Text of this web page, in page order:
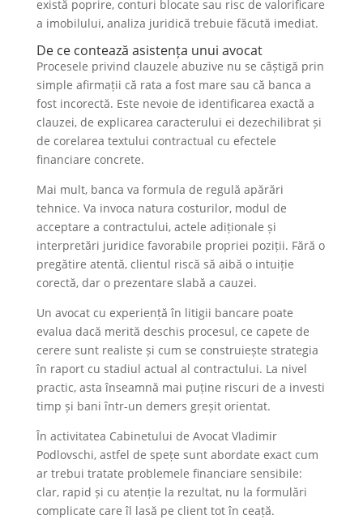
există poprire, conturi blocate sau risc de valorificare
a imobilului, analiza juridică trebuie făcută imediat.
De ce contează asistența unui avocat
Procesele privind clauzele abuzive nu se câștigă prin
simple afirmații că rata a fost mare sau că banca a
fost incorectă. Este nevoie de identificarea exactă a
clauzei, de explicarea caracterului ei dezechilibrat și
de corelarea textului contractual cu efectele
financiare concrete.
Mai mult, banca va formula de regulă apărări
tehnice. Va invoca natura costurilor, modul de
acceptare a contractului, actele adiționale și
interpretări juridice favorabile propriei poziții. Fără o
pregătire atentă, clientul riscă să aibă o intuiție
corectă, dar o prezentare slabă a cauzei.
Un avocat cu experiență în litigii bancare poate
evalua dacă merită deschis procesul, ce capete de
cerere sunt realiste și cum se construiește strategia
în raport cu stadiul actual al contractului. La nivel
practic, asta înseamnă mai puține riscuri de a investi
timp și bani într-un demers greșit orientat.
În activitatea Cabinetului de Avocat Vladimir
Podlovschi, astfel de spețe sunt abordate exact cum
ar trebui tratate problemele financiare sensibile:
clar, rapid și cu atenție la rezultat, nu la formulări
complicate care îl lasă pe client tot în ceață.